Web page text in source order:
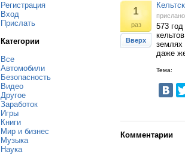
Регистрация
Вход
Прислать
Категории
Все
Автомобили
Безопасность
Видео
Другое
Заработок
Игры
Книги
Мир и бизнес
Музыка
Наука
1
раз
Вверх
573
землях
даже
Тема:
Комментарии